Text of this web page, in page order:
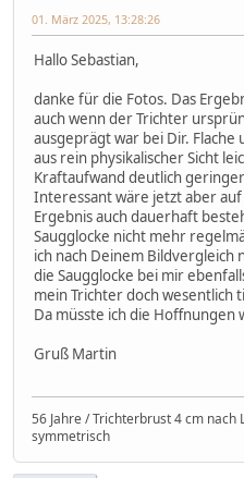
01. März 2025, 13:28:26
Hallo Sebastian,
danke für die Fotos. Das
auch wenn der Trichter
ausgeprägt war bei Dir.
aus rein physikalischer Sicht
Kraftaufwand deutlich
Interessant wäre jetzt aber auf
Ergebnis auch dauerhaft
Saugglocke nicht mehr
ich nach Deinem Bildvergleich
die Saugglocke bei mir
mein Trichter doch wesentlich
Da müsste ich die Hoffnungen
Gruß Martin
56 Jahre / Trichterbrust 4 cm
symmetrisch